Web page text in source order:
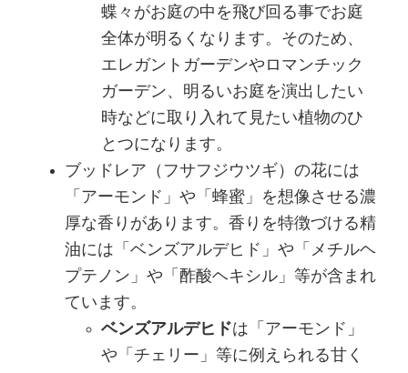
蝶々がお庭の中を飛び回る事でお庭
全体が明るくなります。そのため、
エレガントガーデンやロマンチック
ガーデン、明るいお庭を演出したい
時などに取り入れて見たい植物のひ
とつになります。
ブッドレア（フサフジウツギ）の花には
「アーモンド」や「蜂蜜」を想像させる濃
厚な香りがあります。香りを特徴づける精
油には「ベンズアルデヒド」や「メチルヘ
プテノン」や「酢酸ヘキシル」等が含まれ
ています。
ベンズアルデヒド は「アーモンド」
や「チェリー」等に例えられる甘く